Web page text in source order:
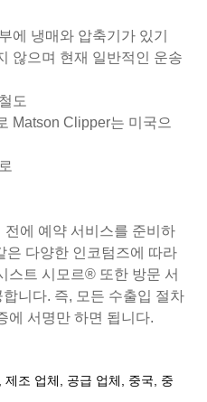
에 냉매와 압축기가 있기
않으며 현재 일반적인 운송
도
Matson Clipper는 미국으
에 예약 서비스를 준비하
은 다양한 인코텀즈에 따라
스트 시모르® 또한 방문 서
니다. 즉, 모든 수출입 절차
에 서명만 하면 됩니다.
조 업체, 공급 업체, 중국, 중